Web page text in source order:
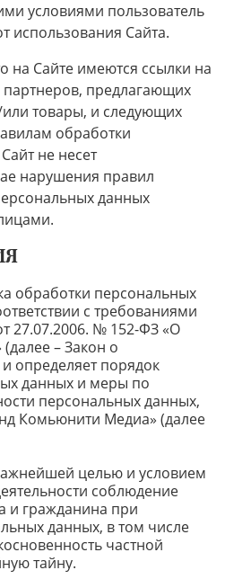
условиями пользователь
использования Сайта.
на Сайте имеются ссылки на
предлагающих
или товары, и следующих
обработки
не несет
нарушения правил
данных
обработки персональных
с требованиями
27.07.2006. № 152-ФЗ «О
– Закон о
определяет порядок
данных и меры по
персональных данных,
Комьюнити Медиа» (далее
целью и условием
соблюдение
и гражданина при
данных, в том числе
частной
тайну.